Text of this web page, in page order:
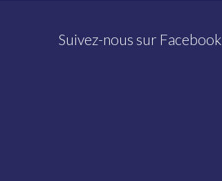
Suivez-nous sur Facebook